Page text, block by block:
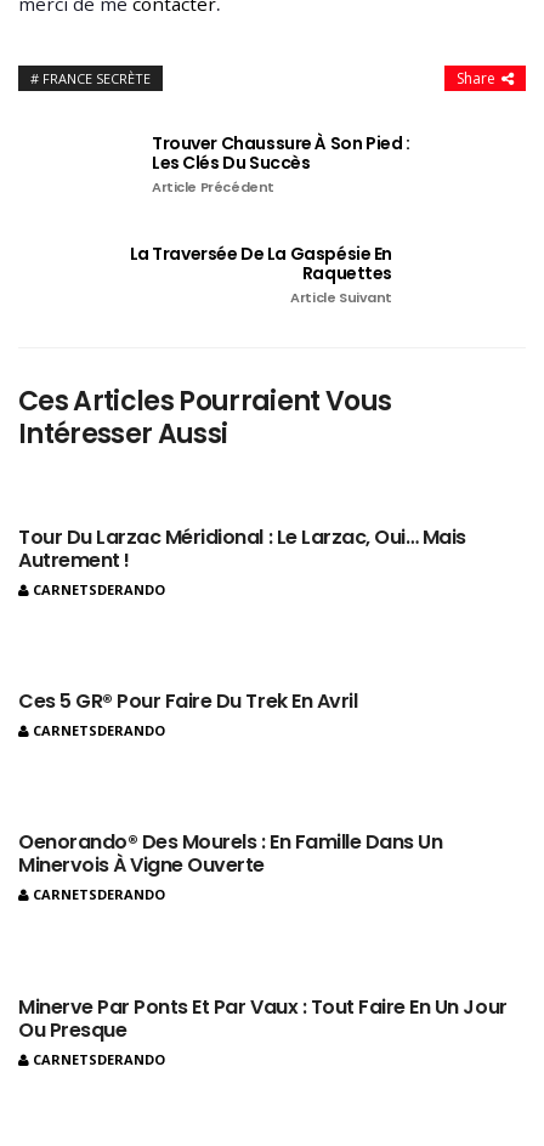
FRANCE SECRÈTE Share
Trouver Chaussure À Son Pied :
Les Clés Du Succès
Article Précédent
La Traversée De La Gaspésie En
Raquettes
Article Suivant
Ces Articles Pourraient Vous
Intéresser Aussi
Tour Du Larzac Méridional : Le Larzac, Oui… Mais
Autrement !
CARNETSDERANDO
Ces 5 GR® Pour Faire Du Trek En Avril
CARNETSDERANDO
Oenorando® Des Mourels : En Famille Dans Un
Minervois À Vigne Ouverte
CARNETSDERANDO
Minerve Par Ponts Et Par Vaux : Tout Faire En Un Jour
Ou Presque
CARNETSDERANDO